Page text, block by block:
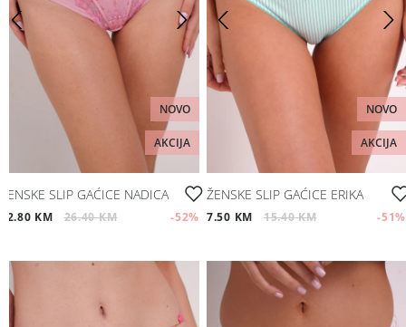
NOVO
AKCIJA
ŽENSKE SLIP GAĆICE NADICA
12.80 KM 26.40 KM -52%
NOVO
AKCIJA
ŽENSKE SLIP GAĆICE ERIKA
7.50 KM 15.40 KM -51%